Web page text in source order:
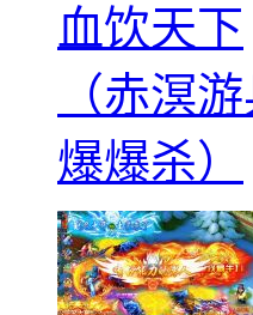
血饮天下
（赤溟
爆爆杀）